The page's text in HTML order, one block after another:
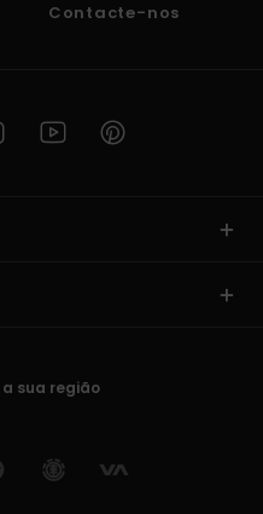
Contacte-nos
sua região